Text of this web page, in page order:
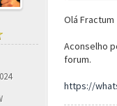
Olá Fractum
Aconselho
forum.
https://